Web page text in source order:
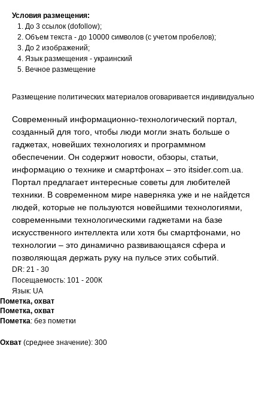
Условия размещения:
До 3 ссылок (dofollow);
Объем текста - до 10000 символов (с учетом пробелов);
До 2 изображений;
Язык размещения - украинский
Вечное размещение
Размещение политических материалов оговаривается индивидуально
Современный информационно-технологический портал,
созданный для того, чтобы люди могли знать больше о
гаджетах, новейших технологиях и программном
обеспечении. Он содержит новости, обзоры, статьи,
информацию о технике и смартфонах – это itsider.com.ua.
Портал предлагает интересные советы для любителей
техники. В современном мире наверняка уже и не найдется
людей, которые не пользуются новейшими технологиями,
современными технологическими гаджетами на базе
искусственного интеллекта или хотя бы смартфонами, но
технологии – это динамично развивающаяся сфера и
позволяющая держать руку на пульсе этих событий.
DR: 21 - 30
Посещаемость: 101 - 200К
Язык: UA
Пометка, охват
Пометка, охват
Пометка: без пометки
Охват (среднее значение): 300